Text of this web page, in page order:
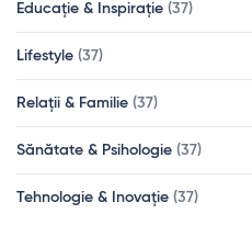
Educație & Inspirație (37)
Lifestyle (37)
Relații & Familie (37)
Sănătate & Psihologie (37)
Tehnologie & Inovație (37)